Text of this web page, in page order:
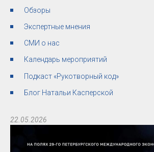
Обзоры
Экспертные мнения
СМИ о нас
Календарь мероприятий
Подкаст «Рукотворный код»
Блог Натальи Касперской
22.05.2026